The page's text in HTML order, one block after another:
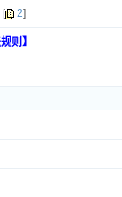
[ 2]
则】